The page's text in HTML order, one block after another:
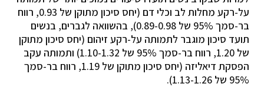
על-רקע מחלות לב וכלי דם (יחס סיכון מתוקן של 0.93, רווח
בר-סמך 95% של 0.89-0.98), בהשוואה לגברים, בנשים
תועד סיכון מוגבר לתמותה על-רקע זיהום (יחס סיכון מתוקן
של 1.20, רווח בר-סמך 95% של 1.10-1.32) ותמותה עקב
הפסקת דיאליזה (יחס סיכון מתוקן של 1.19, רווח בר-סמך
95% של 1.13-1.26).